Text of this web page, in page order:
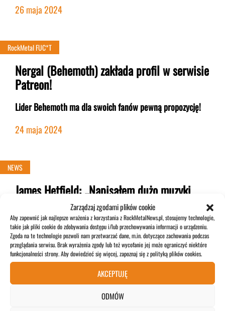
Zarządzaj zgodami plików cookie
Aby zapewnić jak najlepsze wrażenia z korzystania z RockMetalNews.pl, stosujemy technologie,
takie jak pliki cookie do zdobywania dostępu i/lub przechowywania informacji o urządzeniu.
Zgoda na te technologie pozwoli nam przetwarzać dane, m.in. dotyczące zachowania podczas
przeglądania serwisu. Brak wyrażenia zgody lub też wycofanie jej może ograniczyć niektóre
funkcjonalności strony. Aby dowiedzieć się więcej, zapoznaj się z polityką plików cookies.
AKCEPTUJĘ
ODMÓW
26 maja 2024
RockMetal FUC*T
Nergal (Behemoth) zakłada profil w serwisie
Patreon!
Lider Behemoth ma dla swoich fanów pewną propozycję!
24 maja 2024
NEWS
James Hetfield: „Napisałem dużo muzyki
między ostatnimi koncertami”
Frontman Metalliki nie narzeka na brak pomysłów!
23 maja 2024
ZOBACZ WIĘCEJ>>>